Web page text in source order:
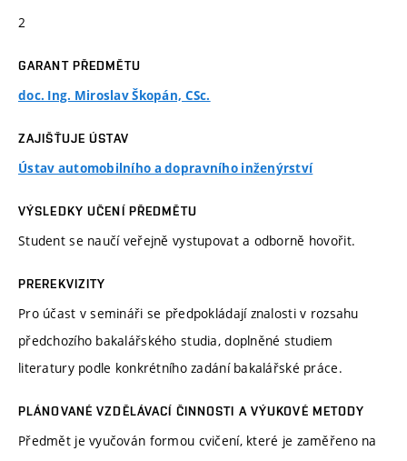
2
GARANT PŘEDMĚTU
doc. Ing. Miroslav Škopán, CSc.
ZAJIŠŤUJE ÚSTAV
Ústav automobilního a dopravního inženýrství
VÝSLEDKY UČENÍ PŘEDMĚTU
Student se naučí veřejně vystupovat a odborně hovořit.
PREREKVIZITY
Pro účast v semináři se předpokládají znalosti v rozsahu
předchozího bakalářského studia, doplněné studiem
literatury podle konkrétního zadání bakalářské práce.
PLÁNOVANÉ VZDĚLÁVACÍ ČINNOSTI A VÝUKOVÉ METODY
Předmět je vyučován formou cvičení, které je zaměřeno na